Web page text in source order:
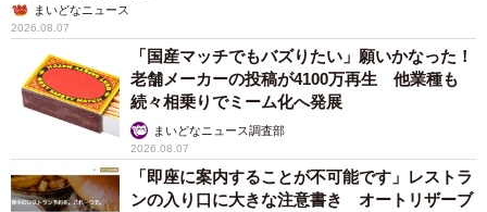
まいどなニュース
2026.08.07
「国産マッチでもバズりたい」願いかなった！
老舗メーカーの投稿が4100万再生 他業種も
続々相乗りでミーム化へ発展
まいどなニュース調査部
2026.08.07
「即座に案内することが不可能です」レストラ
ンの入り口に大きな注意書き オートリザーブ